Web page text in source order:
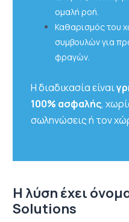
ομαλή ροή.
Καθαρισμός του
συμβουλών για
φραγών.
Η διαδικασία είναι
100% ασφαλής,
σωληνώσεις ή τον
Η λύση έχει
Solutions